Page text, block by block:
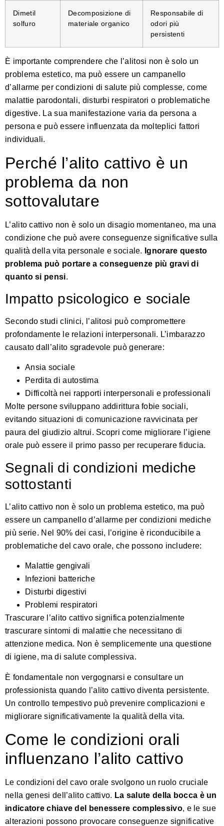
Dimetil
solfuro
Decomposizione di
materiale organico
Responsabile di
odori più
persistenti
È importante comprendere che l’alitosi non è solo un
problema estetico, ma può essere un campanello
d’allarme per condizioni di salute più complesse, come
malattie parodontali, disturbi respiratori o problematiche
digestive. La sua manifestazione varia da persona a
persona e può essere influenzata da molteplici fattori
individuali.
Perché l’alito cattivo è un
problema da non
sottovalutare
L’alito cattivo non è solo un disagio momentaneo, ma una
condizione che può avere conseguenze significative sulla
qualità della vita personale e sociale. Ignorare questo
problema può portare a conseguenze più gravi di
quanto si pensi.
Impatto psicologico e sociale
Secondostudi clinici, l’alitosi può compromettere
profondamente le relazioni interpersonali. L’imbarazzo
causato dall’alito sgradevole può generare:
Ansia sociale
Perdita di autostima
Difficoltà nei rapporti interpersonali e professionali
Molte persone sviluppano addirittura fobie sociali,
evitando situazioni di comunicazione ravvicinata per
paura del giudizio altrui. Scopri come migliorare l’igiene
orale può essere il primo passo per recuperare fiducia.
Segnali di condizioni mediche
sottostanti
L’alito cattivo non è solo un problema estetico, ma può
essere un campanello d’allarme per condizioni mediche
più serie. Nel 90% dei casi, l’origine è riconducibile a
problematiche del cavo orale, che possono includere:
Malattie gengivali
Infezioni batteriche
Disturbi digestivi
Problemi respiratori
Trascurare l’alito cattivo significa potenzialmente
trascurare sintomi di malattie che necessitano di
attenzione medica. Non è semplicemente una questione
di igiene, ma di salute complessiva.
È fondamentale non vergognarsi e consultare un
professionista quando l’alito cattivo diventa persistente.
Un controllo tempestivo può prevenire complicazioni e
migliorare significativamente la qualità della vita.
Come le condizioni orali
influenzano l’alito cattivo
Le condizioni del cavo orale svolgono un ruolo cruciale
nella genesi dell’alito cattivo. La salute della bocca è un
indicatore chiave del benessere complessivo, e le sue
alterazioni possono provocare conseguenze significative